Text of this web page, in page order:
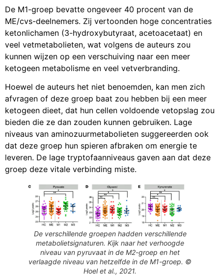
De M1-groep bevatte ongeveer 40 procent van de
ME/cvs-deelnemers. Zij vertoonden hoge concentraties
ketonlichamen (3-hydroxybutyraat, acetoacetaat) en
veel vetmetabolieten, wat volgens de auteurs zou
kunnen wijzen op een verschuiving naar een meer
ketogeen metabolisme en veel vetverbranding.
Hoewel de auteurs het niet benoemden, kan men zich
afvragen of deze groep baat zou hebben bij een meer
ketogeen dieet, dat hun cellen voldoende vetopslag zou
bieden die ze dan zouden kunnen gebruiken. Lage
niveaus van aminozuurmetabolieten suggereerden ook
dat deze groep hun spieren afbraken om energie te
leveren. De lage tryptofaanniveaus gaven aan dat deze
groep deze vitale verbinding miste.
De verschillende groepen hadden verschillende
metabolietsignaturen. Kijk naar het verhoogde
niveau van pyruvaat in de M2-groep en het
verlaagde niveau van hetzelfde in de M1-groep. ©
Hoel et al., 2021.